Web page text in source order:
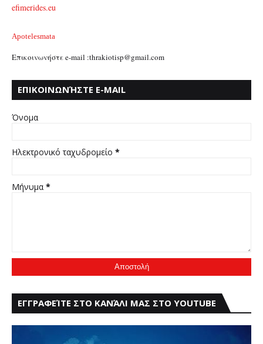
efimerides.eu
Apotelesmata
Επικοινωνήστε e-mail :thrakiotisp@gmail.com
ΕΠΙΚΟΙΝΩΝΉΣΤΕ E-MAIL
Όνομα
Ηλεκτρονικό ταχυδρομείο *
Μήνυμα *
ΕΓΓΡΑΦΕΊΤΕ ΣΤΟ ΚΑΝΆΛΙ ΜΑΣ ΣΤΟ YOUTUBE